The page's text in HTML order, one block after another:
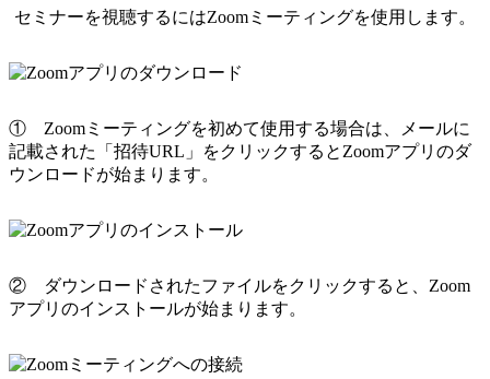
セミナーを視聴するにはZoomミーティングを使用します。
① Zoomミーティングを初めて使用する場合は、メールに
記載された「招待URL」をクリックするとZoomアプリのダ
ウンロードが始まります。
② ダウンロードされたファイルをクリックすると、Zoom
アプリのインストールが始まります。